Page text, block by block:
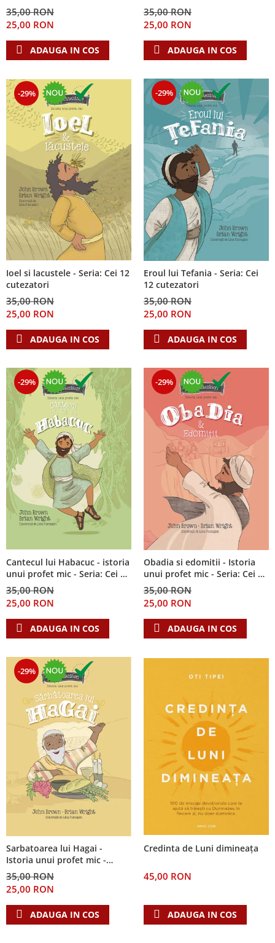
Dezvoltare personala
Mediu
35,00 RON
25,00 RON
ADAUGA IN COS
35,00 RON
25,00 RON
ADAUGA IN COS
-29%
Ioel si lacustele - Seria: Cei 12
cutezatori
35,00 RON
25,00 RON
ADAUGA IN COS
-29%
Eroul lui Tefania - Seria: Cei
12 cutezatori
35,00 RON
25,00 RON
ADAUGA IN COS
-29%
Cantecul lui Habacuc - istoria
unui profet mic - Seria: Cei 12
cutezatori
35,00 RON
25,00 RON
ADAUGA IN COS
-29%
Obadia si edomitii - Istoria
unui profet mic - Seria: Cei 12
cutezatori
35,00 RON
25,00 RON
ADAUGA IN COS
-29%
Sarbatoarea lui Hagai -
Istoria unui profet mic -
Seria: Cei 12 cutezatori
35,00 RON
25,00 RON
ADAUGA IN COS
Credinta de Luni dimineața
45,00 RON
ADAUGA IN COS